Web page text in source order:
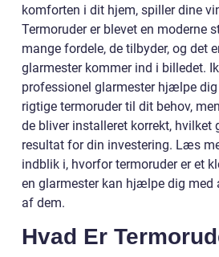
komforten i dit hjem, spiller dine
Termoruder er blevet en moderne
mange fordele, de tilbyder, og det
glarmester kommer ind i billedet.
professionel glarmester hjælpe
rigtige termoruder til dit behov,
de bliver installeret korrekt, hvilket
resultat for din investering. Læs
indblik i, hvorfor termoruder er et
en glarmester kan hjælpe dig med
af dem.
Hvad Er